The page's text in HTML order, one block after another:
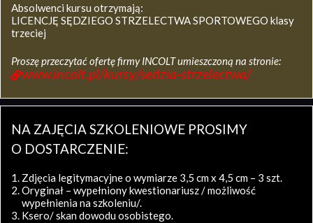
Absolwenci kursu otrzymają:
LICENCJĘ SĘDZIEGO STRZELECTWA SPORTOWEGO klasy
trzeciej
Proszę przeczytać ofertę firmy INCOLT umieszczoną na stronie:
www.incolt.pl/kursy/sedzia-strzelectwa/
NA ZAJĘCIA SZKOLENIOWE PROSIMY
O DOSTARCZENIE:
Zdjęcia legitymacyjne o wymiarze 3,5 cm x 4,5 cm – 3 szt.
Oryginał – wypełniony kwestionariusz / możliwość
wypełnienia na szkoleniu/.
Ksero/ skan dowodu osobistego.